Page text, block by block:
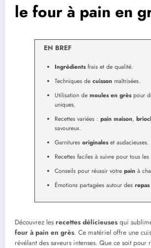
le four à pain en
EN BREF
Ingrédientsfrais et de qualité.
Techniques de cuisson maîtrisées.
Utilisation de moules en grèspour
uniques.
Recettes variées : pain maison,
savoureux.
Garnitures originaleset audacieuses.
Recettes faciles à suivre pour tous les
Conseils pour réussir votre pain à
Émotions partagées autour des repas
Découvrez les recettes délicieuses qui
four à pain en grès. Ce matériel offre une
révélant des saveurs intenses. Que ce soit pour